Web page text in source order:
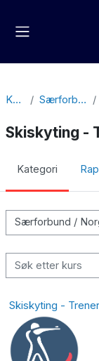
Kurs Særforbund
Skiskyting -
Kategori
Kurskategorier
Søk etter kurs
Skiskyting -